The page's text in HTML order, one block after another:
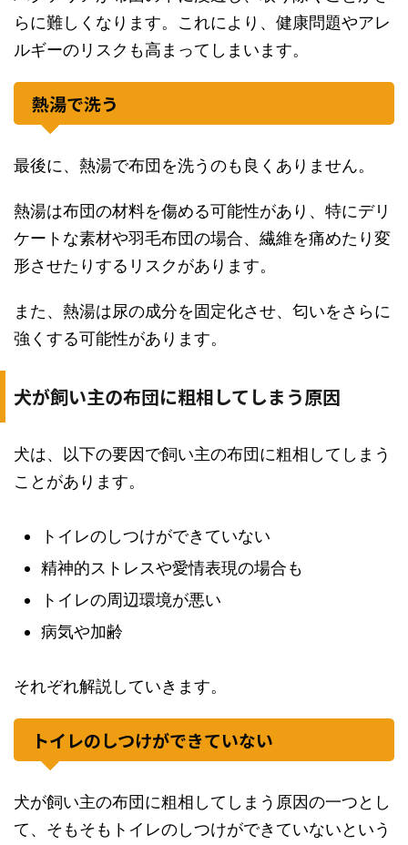
らに難しくなります。これにより、健康問題やアレ
ルギーのリスクも高まってしまいます。
熱湯で洗う
最後に、熱湯で布団を洗うのも良くありません。
熱湯は布団の材料を傷める可能性があり、特にデリ
ケートな素材や羽毛布団の場合、繊維を痛めたり変
形させたりするリスクがあります。
また、熱湯は尿の成分を固定化させ、匂いをさらに
強くする可能性があります。
犬が飼い主の布団に粗相してしまう原因
犬は、以下の要因で飼い主の布団に粗相してしまう
ことがあります。
トイレのしつけができていない
精神的ストレスや愛情表現の場合も
トイレの周辺環境が悪い
病気や加齢
それぞれ解説していきます。
トイレのしつけができていない
犬が飼い主の布団に粗相してしまう原因の一つとし
て、そもそもトイレのしつけができていないという